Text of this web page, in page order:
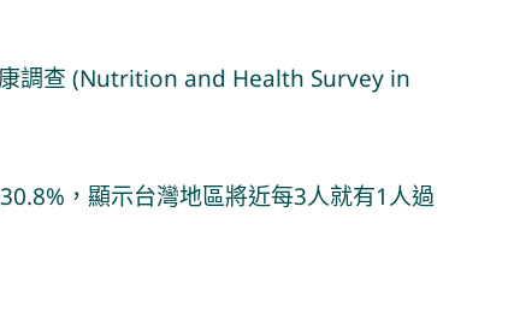
調查 (Nutrition and Health Survey in
，顯示台灣地區將近每3人就有1人過